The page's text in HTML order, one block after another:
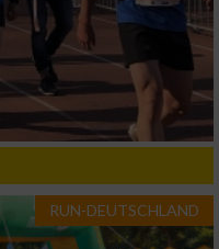
RUN-DEUTSCHLAND